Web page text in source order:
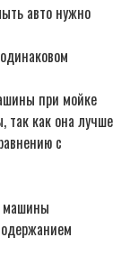
авто нужно
при мойке
так как она лучше
с
машины